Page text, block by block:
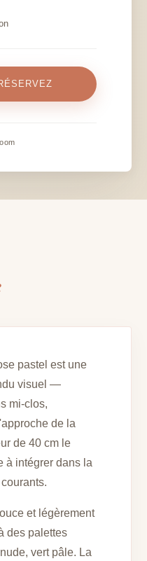
pastel est une
visuel —
mi-clos,
de la
de 40 cm le
à intégrer dans la
et légèrement
des palettes
vert pâle. La